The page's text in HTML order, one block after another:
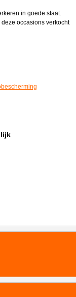
in goede staat.
occasions verkocht